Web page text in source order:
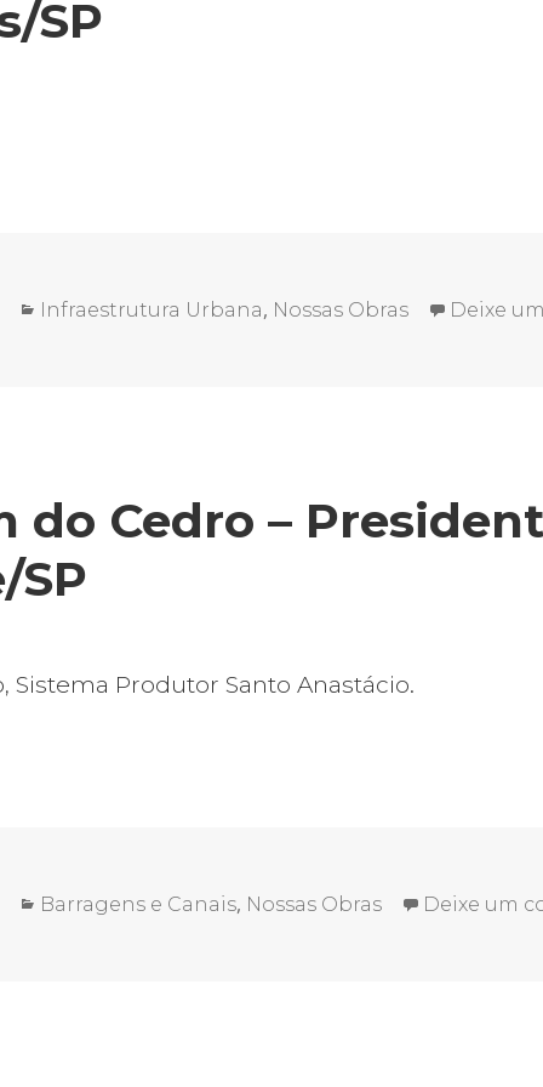
SP
Categorias
Infraestrutura Urbana, Nossas Obras Deixe
do Cedro –
SP
Sistema Produtor Santo Anastácio.
Categorias
Barragens e Canais, Nossas Obras Deixe um